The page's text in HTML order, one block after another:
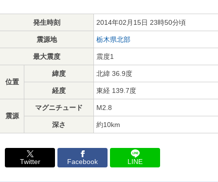
発生時刻 2014年02月15日 23時50分頃
震源地 栃木県北部
最大震度 震度1
位置
緯度 北緯 36.9度
経度 東経 139.7度
震源
マグニチュード M2.8
深さ 約10km
Twitter Facebook LINE